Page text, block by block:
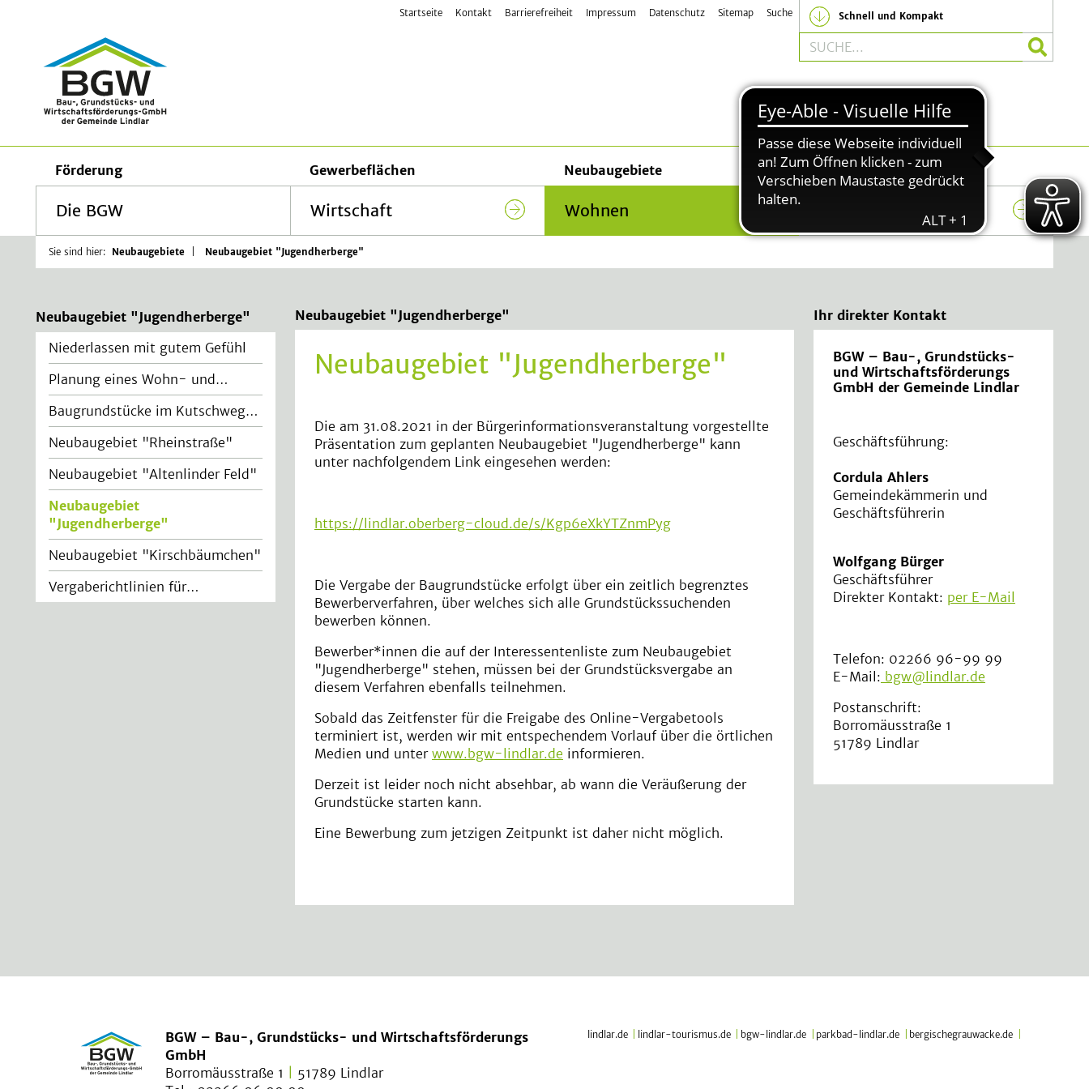
Startseite Kontakt Barrierefreiheit Impressum Datenschutz Sitemap Suche Schnell und Kompakt
Suche
BGW - Bau-, Grundstücks- und Wirtschaftsförderungs-GmbH der Gemeinde Lindlar
Förderung
Die BGW
Gewerbeflächen
Wirtschaft
Neubaugebiete
Wohnen
Naherholung
Sie sind hier: Neubaugebiete Neubaugebiet "Jugendherberge"
Neubaugebiet "Jugendherberge"
Niederlassen mit gutem Gefühl
Planung eines Wohn- und…
Baugrundstücke im Kutschweg…
Neubaugebiet "Rheinstraße"
Neubaugebiet "Altenlinder Feld"
Neubaugebiet
"Jugendherberge"
Neubaugebiet "Kirschbäumchen"
Vergaberichtlinien für…
Neubaugebiet "Jugendherberge"
Neubaugebiet "Jugendherberge"
Die am 31.08.2021 in der Bürgerinformationsveranstaltung vorgestellte
Präsentation zum geplanten Neubaugebiet "Jugendherberge" kann
unter nachfolgendem Link eingesehen werden:
https://lindlar.oberberg-cloud.de/s/Kgp6eXkYTZnmPyg
Die Vergabe der Baugrundstücke erfolgt über ein zeitlich begrenztes
Bewerberverfahren, über welches sich alle Grundstückssuchenden
bewerben können.
Bewerber*innen die auf der Interessentenliste zum Neubaugebiet
"Jugendherberge" stehen, müssen bei der Grundstücksvergabe an
diesem Verfahren ebenfalls teilnehmen.
Sobald das Zeitfenster für die Freigabe des Online-Vergabetools
terminiert ist, werden wir mit entspechendem Vorlauf über die örtlichen
Medien und unter www.bgw-lindlar.de informieren.
Derzeit ist leider noch nicht absehbar, ab wann die Veräußerung der
Grundstücke starten kann.
Eine Bewerbung zum jetzigen Zeitpunkt ist daher nicht möglich.
Ihr direkter Kontakt
BGW – Bau-, Grundstücks-
und Wirtschaftsförderungs
GmbH der Gemeinde Lindlar
Geschäftsführung:
Cordula Ahlers
Gemeindekämmerin und
Geschäftsführerin
Wolfgang Bürger
Geschäftsführer
Direkter Kontakt: per E-Mail
Telefon: 02266 96-99 99
E-Mail: bgw@lindlar.de
Postanschrift:
Borromäusstraße 1
51789 Lindlar
BGW – Bau-, Grundstücks- und Wirtschaftsförderungs
GmbH
Borromäusstraße 1
51789 Lindlar
lindlar.de lindlar-tourismus.de bgw-lindlar.de parkbad-lindlar.de bergischegrauwacke.de